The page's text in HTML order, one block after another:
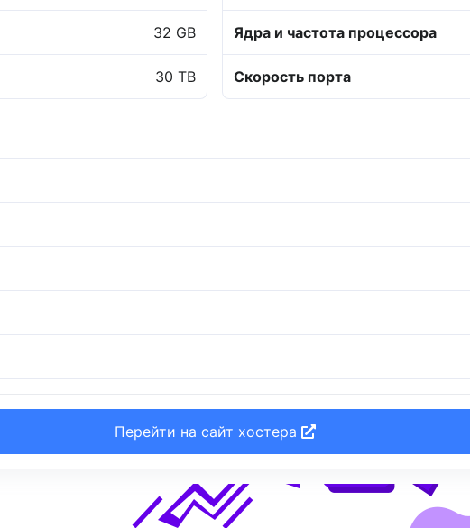
32 GB
30 TB
Ядра и частота процессора
Скорость порта
Перейти на сайт хостера